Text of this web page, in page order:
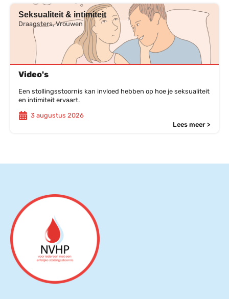
Seksualiteit & intimiteit
Draagsters, Vrouwen
Video's
Een stollingsstoornis kan invloed hebben op hoe je seksualiteit
en intimiteit ervaart.
3 augustus 2026
Lees meer >